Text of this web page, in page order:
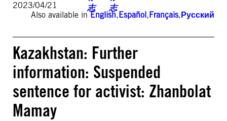
2023/04/21
Also available inEnglish,Español,Français,Русский
Kazakhstan: Further
information: Suspended
sentence for activist: Zhanbolat
Mamay